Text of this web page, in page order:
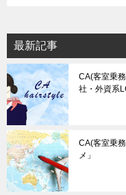
最新記事
CA(客室乗
社・外資系
CA(客室乗
メ」